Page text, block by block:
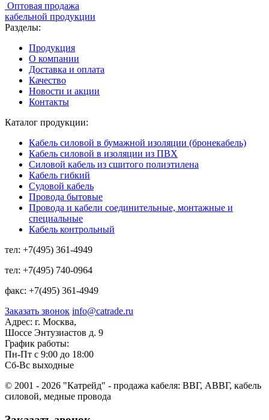
Оптовая продажа
кабельной продукции
Разделы:
Продукция
О компании
Доставка и оплата
Качество
Новости и акции
Контакты
Каталог продукции:
Кабель силовой в бумажной изоляции (бронекабель)
Кабель силовой в изоляции из ПВХ
Силовой кабель из сшитого полиэтилена
Кабель гибкий
Судовой кабель
Провода бытовые
Провода и кабели соединительные, монтажные и
специальные
Кабель контрольный
тел: +7(495) 361-4949
тел: +7(495) 740-0964
факс: +7(495) 361-4949
Заказать звонок info@catrade.ru
Адрес: г. Москва,
Шоссе Энтузиастов д. 9
График работы:
Пн-Пт с 9:00 до 18:00
Сб-Вс выходные
© 2001 - 2026 "Катрейд" - продажа кабеля: ВВГ, АВВГ, кабель
силовой, медные провода